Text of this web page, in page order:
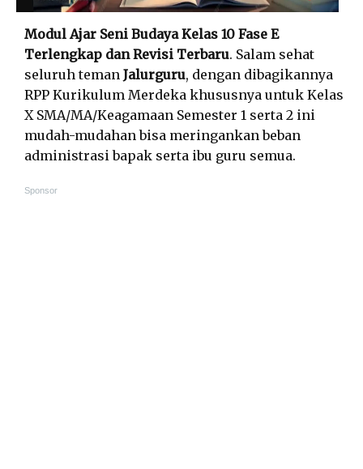
Modul Ajar Seni Budaya Kelas 10 Fase E
Terlengkap dan Revisi Terbaru. Salam sehat
seluruh teman Jalurguru, dengan dibagikannya
RPP Kurikulum Merdeka khususnya untuk Kelas
X SMA/MA/Keagamaan Semester 1 serta 2 ini
mudah-mudahan bisa meringankan beban
administrasi bapak serta ibu guru semua.
Sponsor